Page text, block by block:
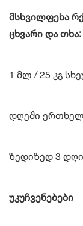
მსხვილფეხა
ცხვარი და თხა:
1 მლ / 25 კგ
დღეში
ზედიზედ 3
უკუჩვენებები